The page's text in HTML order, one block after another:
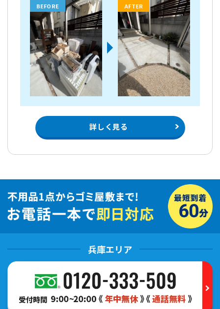
BEFORE AFTER
詳しく見る
兵庫エリア